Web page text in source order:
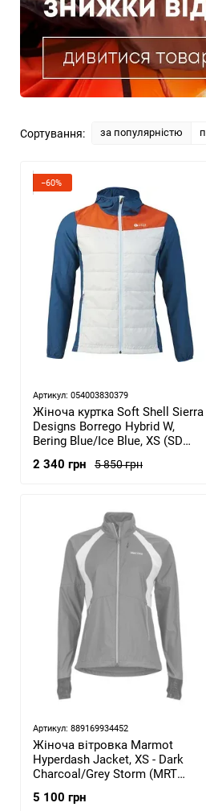
Сортування: за популярністю
−60%
Артикул: 054003830379
Жіноча куртка Soft Shell Sierra
Designs Borrego Hybrid W,
Bering Blue/Ice Blue, XS (SD
5 850 грн
2 340 грн
Артикул: 889169934452
Жіноча вітровка Marmot
Hyperdash Jacket, XS - Dark
Charcoal/Grey Storm (MRT
5 100 грн